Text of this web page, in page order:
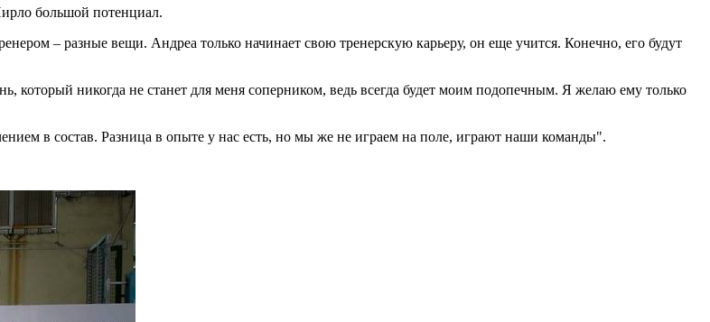
большой потенциал.
– разные вещи. Андреа только начинает свою тренерскую карьеру, он еще учится. Конечно, его будут
который никогда не станет для меня соперником, ведь всегда будет моим подопечным. Я желаю ему только
в состав. Разница в опыте у нас есть, но мы же не играем на поле, играют наши команды".